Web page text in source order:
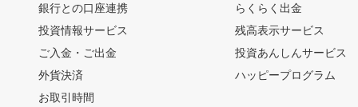
銀行との口座連携
投資情報サービス
ご入金・ご出金
外貨決済
お取引時間
らくらく出金
残高表示サービス
投資あんしんサービス
ハッピープログラム